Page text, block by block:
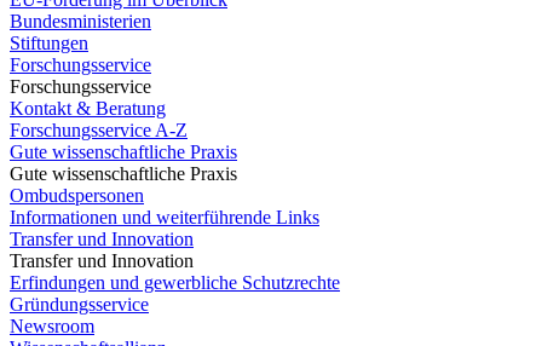
Bundesministerien
Stiftungen
Forschungsservice
Forschungsservice
Kontakt & Beratung
Forschungsservice A-Z
Gute wissenschaftliche Praxis
Gute wissenschaftliche Praxis
Ombudspersonen
Informationen und weiterführende Links
Transfer und Innovation
Transfer und Innovation
Erfindungen und gewerbliche Schutzrechte
Gründungsservice
Newsroom